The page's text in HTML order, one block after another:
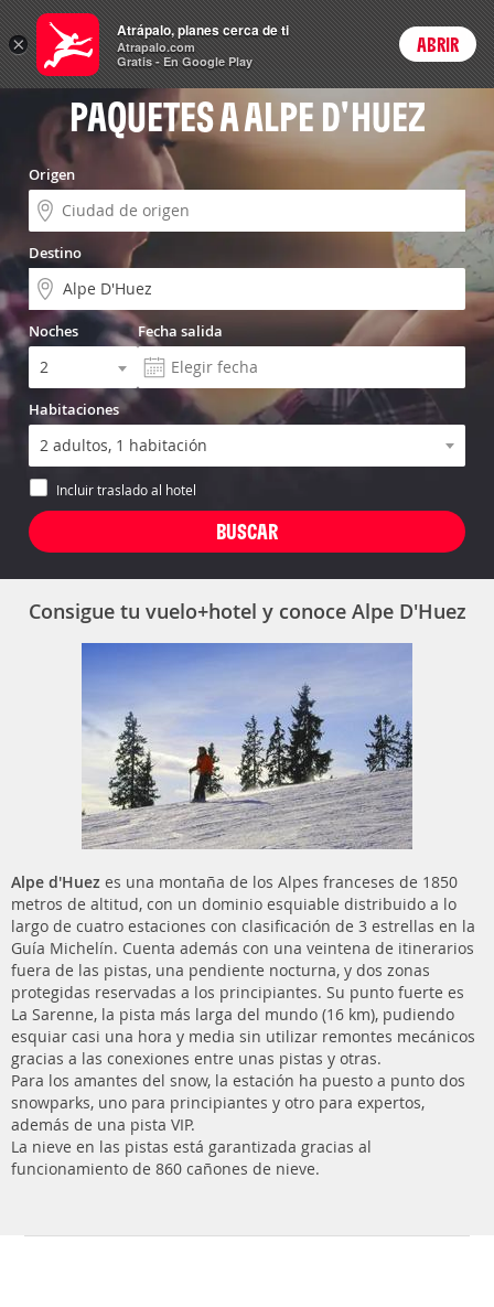
Vuelo+Hotel Login
PAQUETES A ALPE D'HUEZ
Origen
Destino
Noches Fecha salida
Habitaciones
Incluir traslado al hotel
Consigue tu vuelo+hotel y conoce Alpe D'Huez
Alpe d'Huez es una montaña de los Alpes franceses de 1850
metros de altitud, con un dominio esquiable distribuido a lo
largo de cuatro estaciones con clasificación de 3 estrellas en la
Guía Michelín. Cuenta además con una veintena de itinerarios
fuera de las pistas, una pendiente nocturna, y dos zonas
protegidas reservadas a los principiantes. Su punto fuerte es
La Sarenne, la pista más larga del mundo (16 km), pudiendo
esquiar casi una hora y media sin utilizar remontes mecánicos
gracias a las conexiones entre unas pistas y otras.
Para los amantes del snow, la estación ha puesto a punto dos
snowparks, uno para principiantes y otro para expertos,
además de una pista VIP.
La nieve en las pistas está garantizada gracias al
funcionamiento de 860 cañones de nieve.
×
Atrápalo, planes cerca de ti
Atrapalo.com
Gratis - En Google Play
ABRIR